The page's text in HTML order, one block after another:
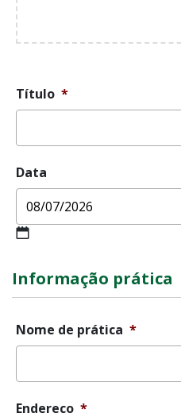
Título *
Data
slash
YYYY
Informação prática
Nome de prática *
Endereço *